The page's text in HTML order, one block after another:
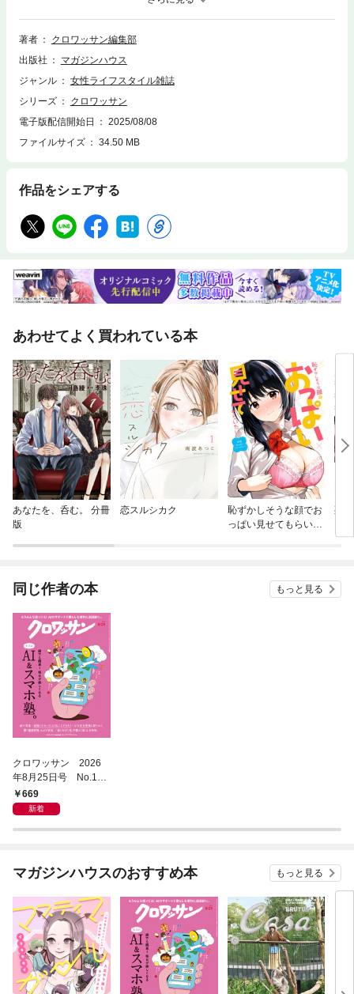
は、紙の雑誌と内容が一部異なる場合や、掲載されないページや特別付録
が含まれない場合がございます。※本雑誌はカラーページを含みます。お
使いの端末によっては、一部読みづらい場合がございます。暑い日の簡単
っていても、火を使う料理は億劫になるもの。そんなときに頼りになるの
が、短時間で手早く整えられるごはん。「がんばりすぎず、でもきちん
＆レシピを集めました。おいしく、夏を乗り切りましょう！■煮込みも炒
めも、揚げまでも。 レンジで絶品メインディッシュ。■火を使う時間を
なるべく短く。 熱源ひとつで複数同時調理！■加熱しないからあっとい
う間。 たんぱく質も摂れる満足おかず。■身も心も整える薬膳を手早
る簡単おつまみ。■話題のグッズを正直レビュー。 使って納得のお助け
味料。■料理の手間は、どう省く？ おいしさそのままの時短ワザ。■漬け
る、蒸す、塩をするだけ。 アレンジ自在の使える下ごしらえ。■あっさ
著者
クロワッサン編集部
出版社
マガジンハウス
ジャンル
女性ライフスタイル雑誌
シリーズ
クロワッサン
電子版配信開始日
2025/08/08
ファイルサイズ
34.50 MB
作品をシェアする
あわせてよく買われている本
あなたを、呑む。 分冊
版
恋スルシカク
恥ずかしそうな顔でお
っぱい見せてもらいた
死
目
同じ作者の本 もっと見る
クロワッサン 2026
年8月25日号 No.117
1 [大人のAI＆スマホ
塾。]
669
新着
マガジンハウスのおすすめ本 もっと見る